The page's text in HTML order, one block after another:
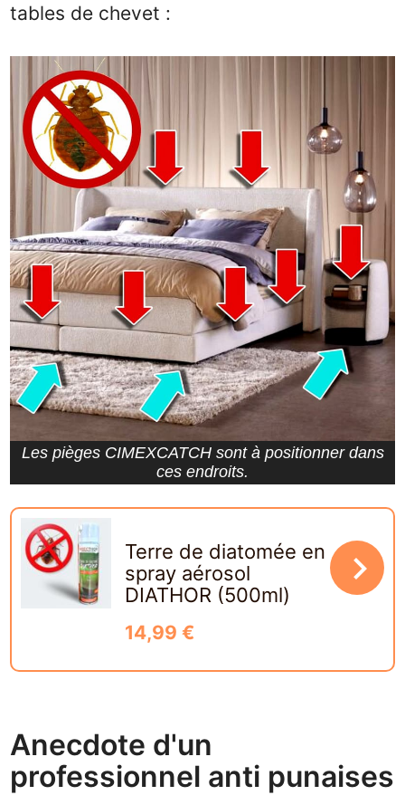
tables de chevet :
Les pièges CIMEXCATCH sont à positionner dans
ces endroits.
Terre de diatomée en
spray aérosol
DIATHOR (500ml)
14,99 €
navigate_next
Anecdote d'un
professionnel anti punaises